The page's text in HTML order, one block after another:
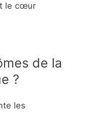
le cœur
de la
?
les